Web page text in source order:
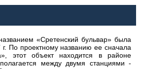
«Сретенский бульвар» была
г. По проектному названию ее сначала
этот объект находится в районе
между двумя станциями -